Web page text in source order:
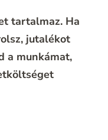
tartalmaz. Ha
jutalékot
a munkámat,